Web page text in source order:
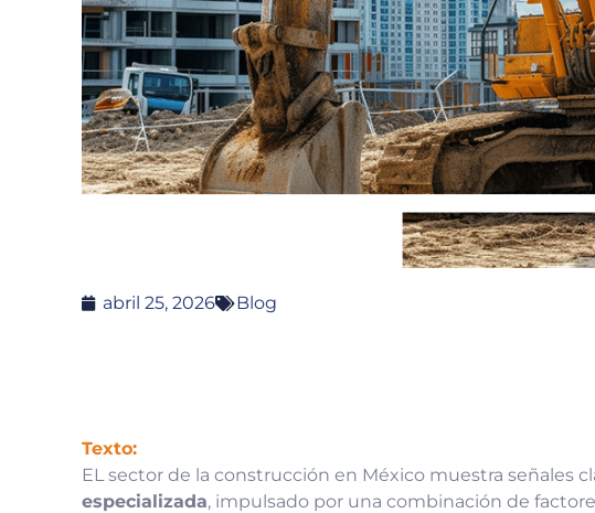
abril 25, 2026 Blog
Texto:
EL sector de la construcción en México muestra señales
especializada, impulsado por una combinación de